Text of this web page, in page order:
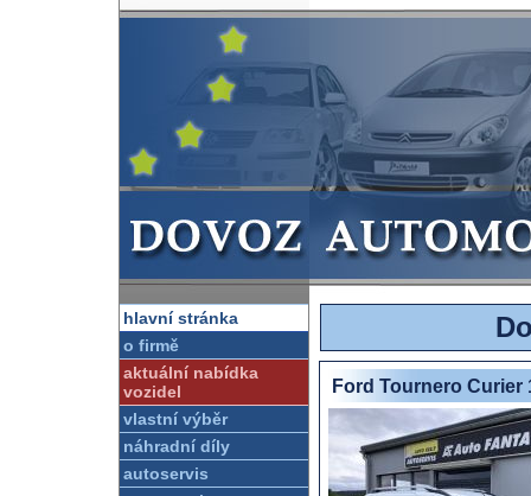
hlavní stránka
o firmě
aktuální nabídka
vozidel
vlastní výběr
náhradní díly
autoservis
Ford Tournero Curier